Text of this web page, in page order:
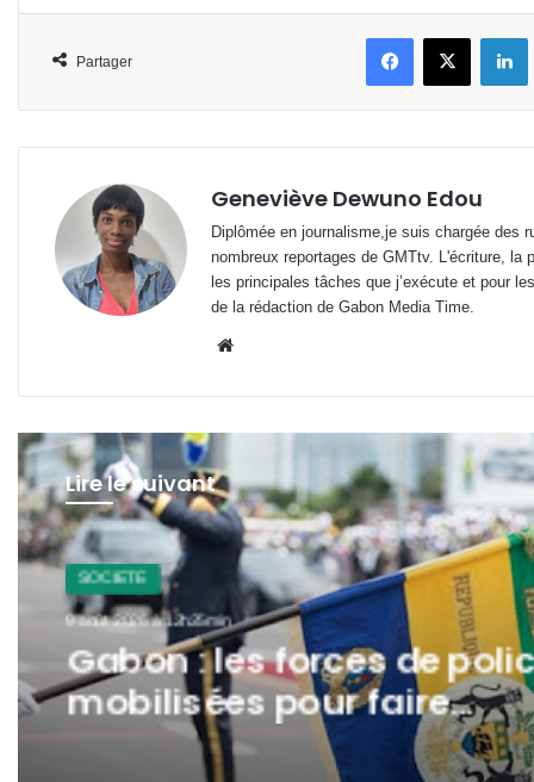
Partager
FacebookX
Geneviève Dewuno Edou
Diplômée en journalisme,je suis chargée des
nombreux reportages de GMTtv. L'écriture,
les principales tâches que j’exécute et pour
de la rédaction de Gabon Media Time.
Lire le suivant
SOCIETE
9 août 2026 à 12h25min
Gabon : les forces de
mobilisées pour faire
respecter les directives